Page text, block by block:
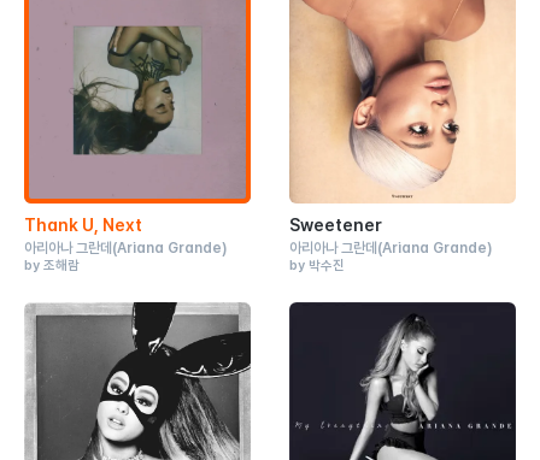
Thank U, Next
아리아나 그란데 (Ariana Grande)
by 조해람
Sweetener
아리아나 그란데 (Ariana Grande)
by 박수진